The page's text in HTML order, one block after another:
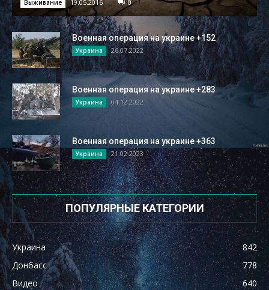
Выживание 19.05.2016 0
Военная операция на украине +152
Украина 26.07.2022
Военная операция на украине +283
Украина 04.12.2022
Военная операция на украине +363
Украина 21.02.2023
ПОПУЛЯРНЫЕ КАТЕГОРИИ
Украина
842
Донбасс
778
Видео
640